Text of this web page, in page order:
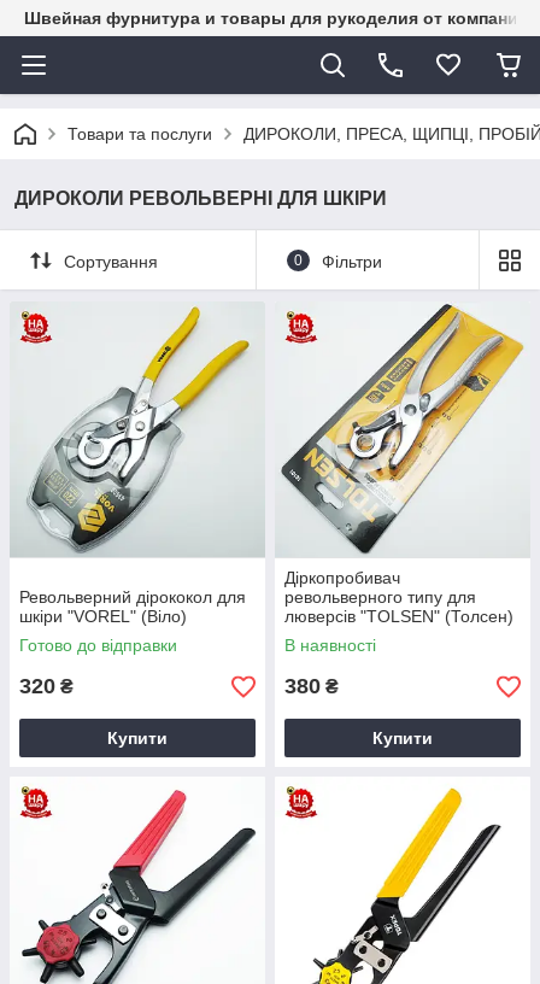
Швейная фурнитура и товары для рукоделия от
Товари та послуги ДИРОКОЛИ, ПРЕСА, ЩИПЦІ,
ДИРОКОЛИ РЕВОЛЬВЕРНІ ДЛЯ ШКІРИ
Сортування 0 Фільтри
Револьверний дірококол для
шкіри "VOREL" (Віло)
Готово до відправки
320 ₴
Купити
Діркопробивач
револьверного типу для
люверсів "TOLSEN" (Толсен)
В наявності
380 ₴
Купити